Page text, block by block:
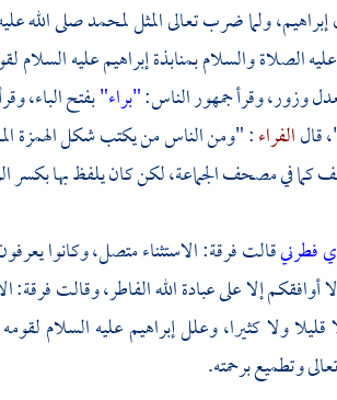
إبراهيم،ولما ضرب تعالى المثللمحمدصلى الله
عليه الصلاة والسلام بمنابذةإبراهيمعليه السلام
وزور، وقرأ جمهور الناس:"براء"بفتح الباء،
قالالفراء: "ومن الناس من يكتب شكل الهمزة
كما في مصحف الجماعة، لكن كان يلفظ بها بكسر
فطرنيقالت فرقة: الاستثناء متصل، وكانوا
أوافقكم إلا على عبادة الله الفاطر، وقالت
قليلا ولا كثيرا، وعللإبراهيمعليه السلام
وتطميع برحمته.